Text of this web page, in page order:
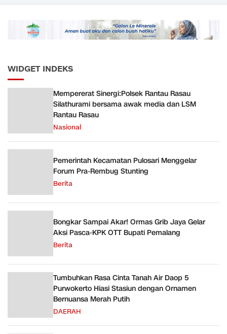
Semester 1 Tahun 2026
WIDGET INDEKS
Mempererat Sinergi:Polsek Rantau Rasau
Silathurami bersama awak media dan LSM
Rantau Rasau
Nasional
Pemerintah Kecamatan Pulosari Menggelar
Forum Pra-Rembug Stunting
Berita
Bongkar Sampai Akar! Ormas Grib Jaya Gelar
Aksi Pasca-KPK OTT Bupati Pemalang
Berita
Tumbuhkan Rasa Cinta Tanah Air Daop 5
Purwokerto Hiasi Stasiun dengan Ornamen
Bernuansa Merah Putih
DAERAH